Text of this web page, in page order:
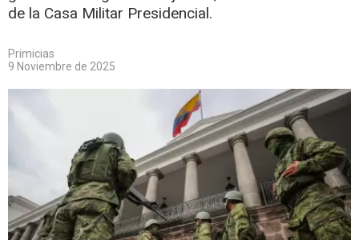
de la Casa Militar Presidencial.
Primicias
9 Noviembre de 2025